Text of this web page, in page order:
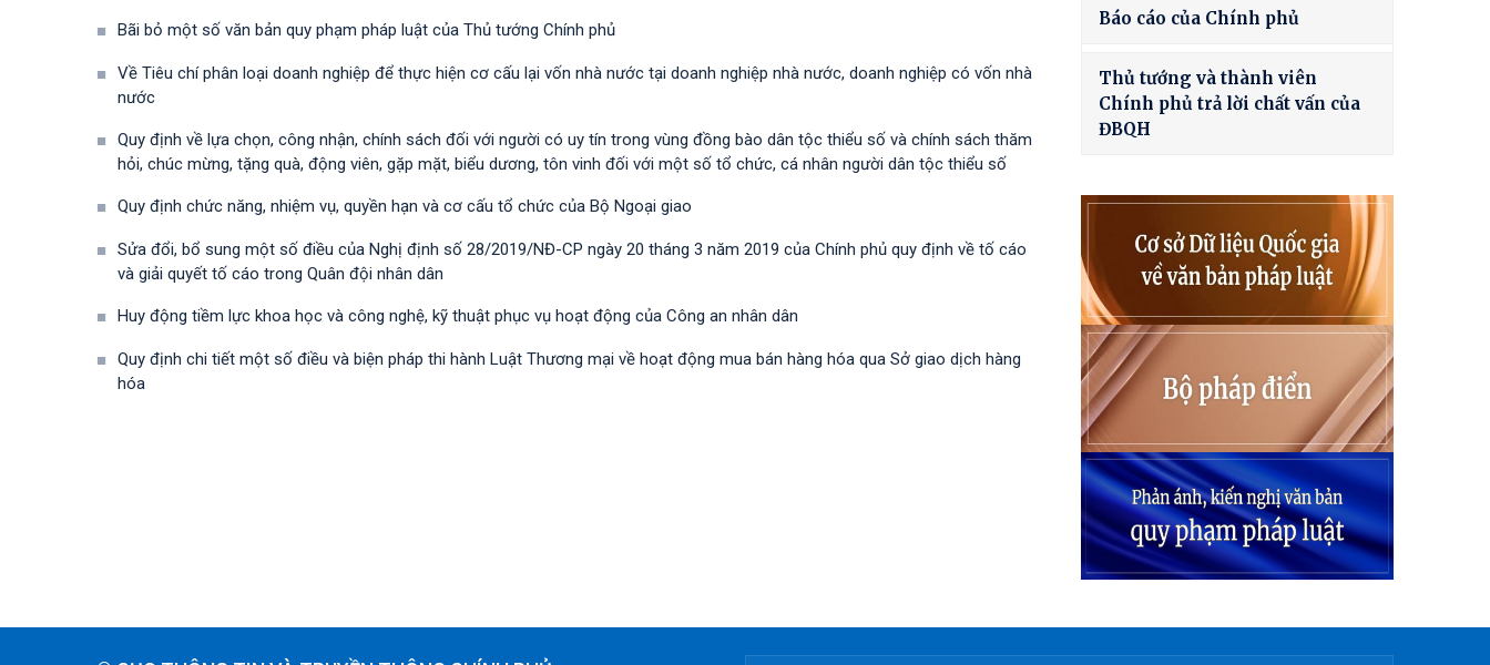
Bãi bỏ một số văn bản quy phạm pháp luật của Thủ tướng Chính phủ
Về Tiêu chí phân loại doanh nghiệp để thực hiện cơ cấu lại vốn nhà nước tại doanh nghiệp nhà nước, doanh nghiệp có vốn nhà
nước
Quy định về lựa chọn, công nhận, chính sách đối với người có uy tín trong vùng đồng bào dân tộc thiểu số và chính sách thăm
hỏi, chúc mừng, tặng quà, động viên, gặp mặt, biểu dương, tôn vinh đối với một số tổ chức, cá nhân người dân tộc thiểu số
Quy định chức năng, nhiệm vụ, quyền hạn và cơ cấu tổ chức của Bộ Ngoại giao
Sửa đổi, bổ sung một số điều của Nghị định số 28/2019/NĐ-CР ngày 20 tháng 3 năm 2019 của Chính phủ quy định về tố cáo
và giải quyết tố cáo trong Quân đội nhân dân
Huy động tiềm lực khoa học và công nghệ, kỹ thuật phục vụ hoạt động của Công an nhân dân
Quy định chi tiết một số điều và biện pháp thi hành Luật Thương mại về hoạt động mua bán hàng hóa qua Sở giao dịch hàng
hóa
Báo cáo của Chính phủ
Thủ tướng và thành viên
Chính phủ trả lời chất vấn của
ĐBQH